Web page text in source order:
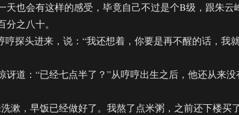
也会有这样的感受，毕竟自己不过是个B级，跟朱云
之八十。
探头进来，说：“我还想着，你要是再不醒的话，我
道：“已经七点半了？”从哼哼出生之后，他还从来没
，早饭已经做好了。我熬了点米粥，之前还下楼买